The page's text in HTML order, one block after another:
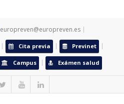
europreven@europreven.es
Cita previa Previnet
Campus Exámen salud